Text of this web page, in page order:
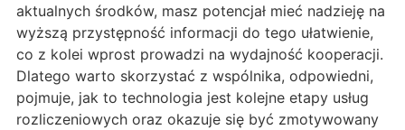
aktualnych środków, masz potencjał mieć nadzieję na
wyższą przystępność informacji do tego ułatwienie,
co z kolei wprost prowadzi na wydajność kooperacji.
Dlatego warto skorzystać z wspólnika, odpowiedni,
pojmuje, jak to technologia jest kolejne etapy usług
rozliczeniowych oraz okazuje się być zmotywowany